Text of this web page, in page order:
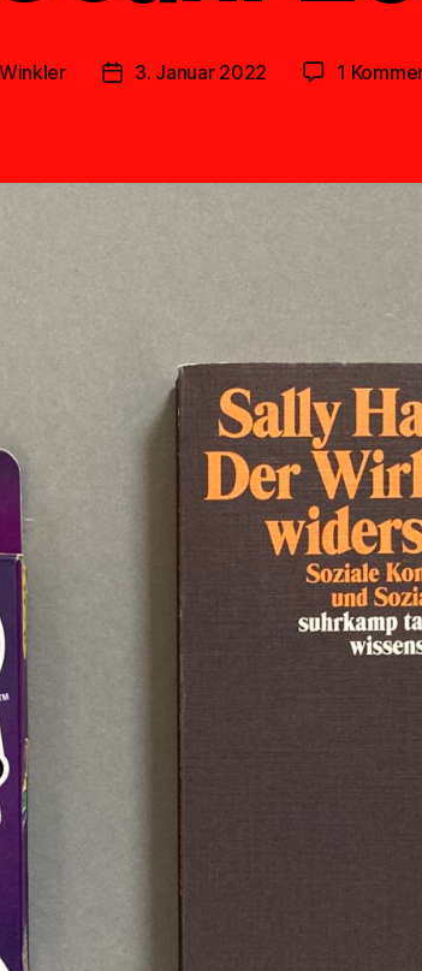
Veröffentlichungsdatum
3. Januar 2022 1